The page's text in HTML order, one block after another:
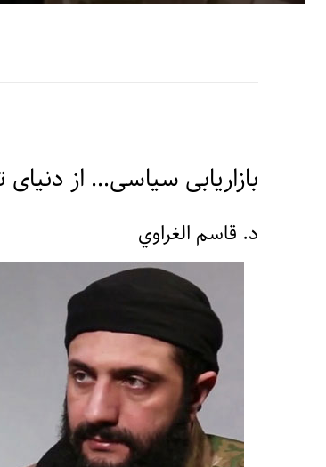
بازاریابی سیاسی… از
د. قاسم الغراوي